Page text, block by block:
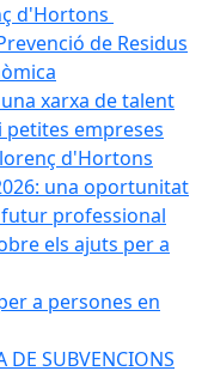
d'Hortons
de Residus
xarxa de talent
empreses
d'Hortons
una oportunitat
professional
els ajuts per a
a persones en
DE SUBVENCIONS